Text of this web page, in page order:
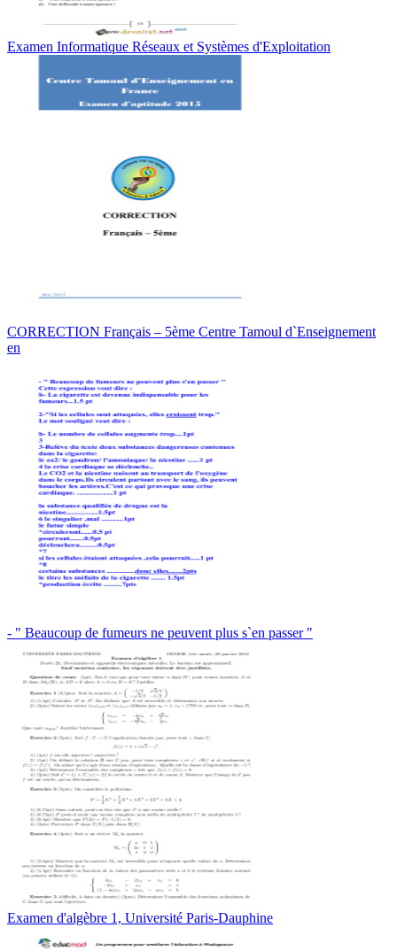
Examen Informatique Réseaux et Systèmes d'Exploitation
CORRECTION Français – 5ème Centre Tamoul d`Enseignement
en
- " Beaucoup de fumeurs ne peuvent plus s`en passer "
Examen d'algèbre 1, Université Paris-Dauphine